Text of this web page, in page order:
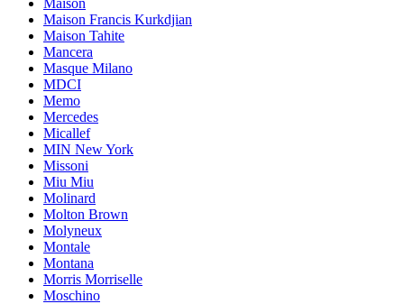
Maison Francis Kurkdjian
Maison Tahite
Mancera
Masque Milano
MDCI
Memo
Mercedes
Micallef
MIN New York
Missoni
Miu Miu
Molinard
Molton Brown
Molyneux
Montale
Montana
Morris Morriselle
Moschino